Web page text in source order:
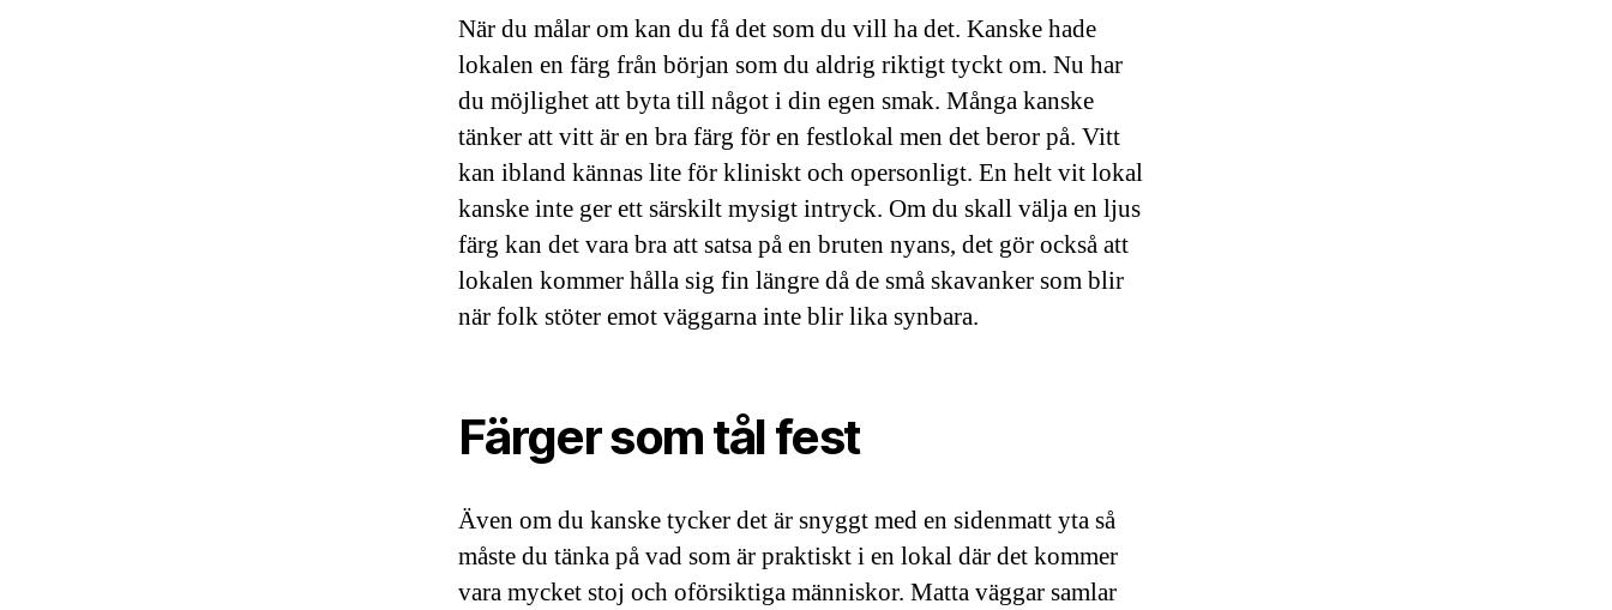
När du målar om kan du få det som du vill ha det. Kanske hade
lokalen en färg från början som du aldrig riktigt tyckt om. Nu har
du möjlighet att byta till något i din egen smak. Många kanske
tänker att vitt är en bra färg för en festlokal men det beror på. Vitt
kan ibland kännas lite för kliniskt och opersonligt. En helt vit lokal
kanske inte ger ett särskilt mysigt intryck. Om du skall välja en ljus
färg kan det vara bra att satsa på en bruten nyans, det gör också att
lokalen kommer hålla sig fin längre då de små skavanker som blir
när folk stöter emot väggarna inte blir lika synbara.
Färger som tål fest
Även om du kanske tycker det är snyggt med en sidenmatt yta så
måste du tänka på vad som är praktiskt i en lokal där det kommer
vara mycket stoj och oförsiktiga människor. Matta väggar samlar